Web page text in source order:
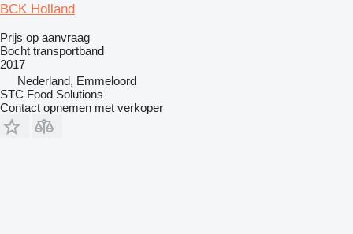
BCK Holland
Prijs op aanvraag
Bocht transportband
2017
Nederland, Emmeloord
STC Food Solutions
Contact opnemen met verkoper